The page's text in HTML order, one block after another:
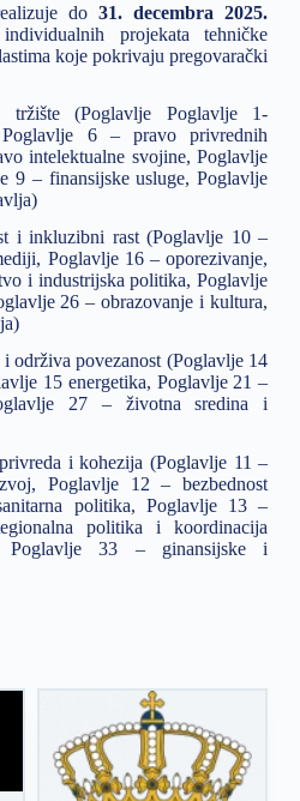
do31. decembra 2025.
projekata tehničke
koje pokrivaju pregovarački
tržište (Poglavlje Poglavlje 1-
6 – pravo privrednih
intelektualne svojine, Poglavlje
9 – finansijske usluge, Poglavlje
i inkluzibni rast (Poglavlje 10 –
Poglavlje 16 – oporezivanje,
i industrijska politika, Poglavlje
26 – obrazovanje i kultura,
i održiva povezanost (Poglavlje 14
15 energetika, Poglavlje 21 –
27 – životna sredina i
i kohezija (Poglavlje 11 –
Poglavlje 12 – bezbednost
politika, Poglavlje 13 –
politika i koordinacija
Poglavlje 33 – ginansijske i